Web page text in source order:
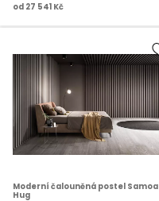
od 27 541 Kč
Moderní čalouněná postel Samoa
Hug